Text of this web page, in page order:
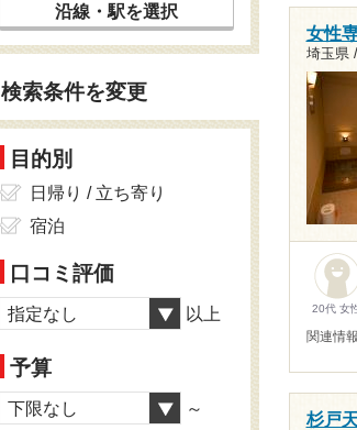
女性
埼玉県
20代 女
関連情報
杉戸
沿線・駅を選択
検索条件を変更
目的別
日帰り / 立ち寄り
宿泊
口コミ評価
指定なし 以上
予算
下限なし ～